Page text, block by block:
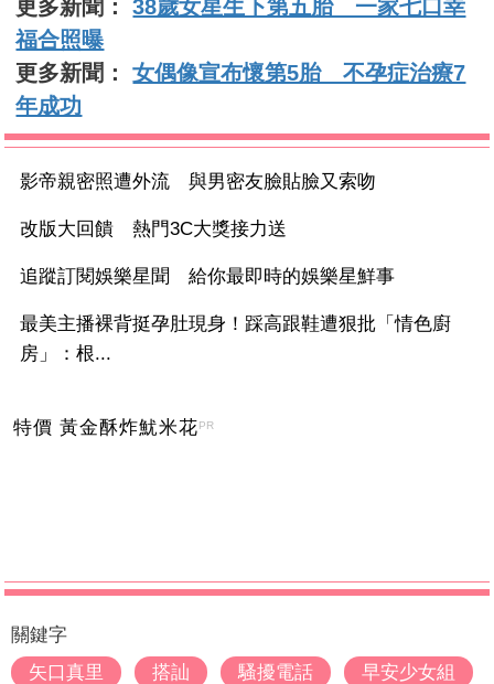
更多新聞：38歲女星生下第五胎 一家七口幸
福合照曝
更多新聞：女偶像宣布懷第5胎 不孕症治療7
年成功
影帝親密照遭外流 與男密友臉貼臉又索吻
改版大回饋 熱門3C大獎接力送
追蹤訂閱娛樂星聞 給你最即時的娛樂星鮮事
最美主播裸背挺孕肚現身！踩高跟鞋遭狠批「情色廚
房」：根...
特價 黃金酥炸魷米花PR
關鍵字
矢口真里
搭訕 騷擾電話 早安少女組